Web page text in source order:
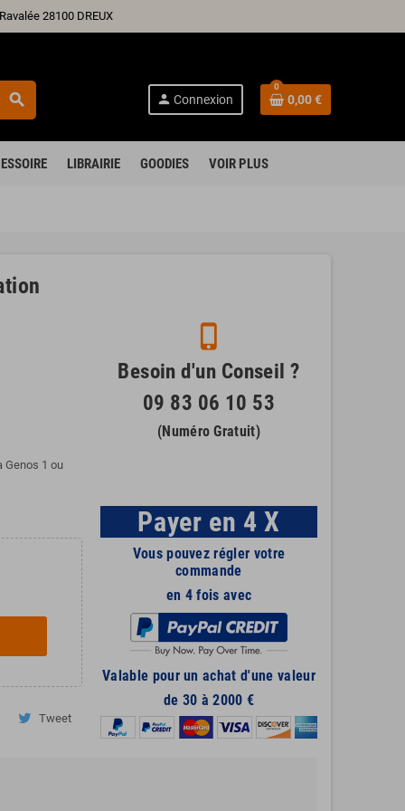
28100 DREUX
search person Connexion
0
0,00 €
LIBRAIRIE GOODIES VOIR PLUS
Genos 1 ou
Tweet
phone_iphone
Besoin d'un Conseil ?
09 83 06 10 53
(Numéro Gratuit)
Payer en 4 X
Vous pouvez régler votre
commande
en 4 fois avec
Valable pour un achat d'une valeur
de 30 à 2000 €